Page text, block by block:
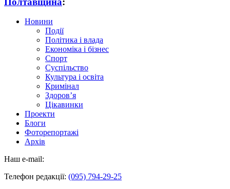
Новини
Події
Політика і влада
Економіка і бізнес
Спорт
Суспільство
Культура і освіта
Кримінал
Здоров’я
Цікавинки
Проекти
Блоги
Фоторепортажі
Архів
Наш e-mail:
Телефон редакції: (095) 794-29-25